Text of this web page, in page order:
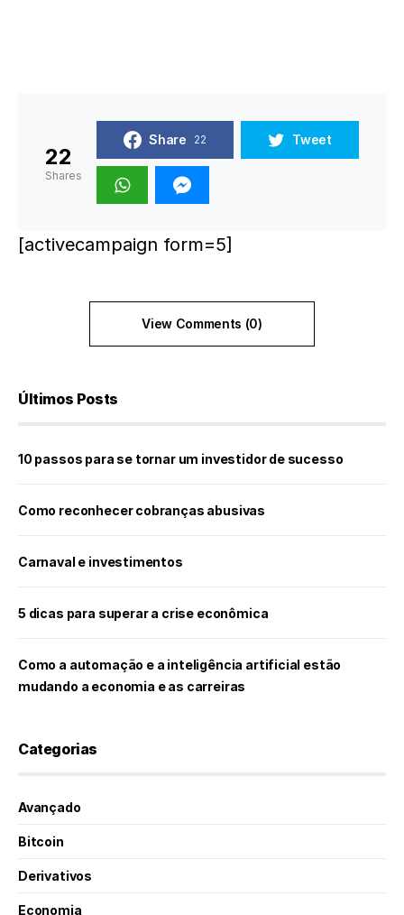
22
Shares
Share 22 Tweet
[activecampaign form=5]
View Comments (0)
Últimos Posts
10 passos para se tornar um investidor de sucesso
Como reconhecer cobranças abusivas
Carnaval e investimentos
5 dicas para superar a crise econômica
Como a automação e a inteligência artificial estão
mudando a economia e as carreiras
Categorias
Avançado
Bitcoin
Derivativos
Economia